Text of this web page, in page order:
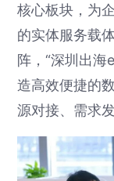
核心板块，为
的实体服务载
阵，“深圳出海
造高效便捷的
源对接、需求